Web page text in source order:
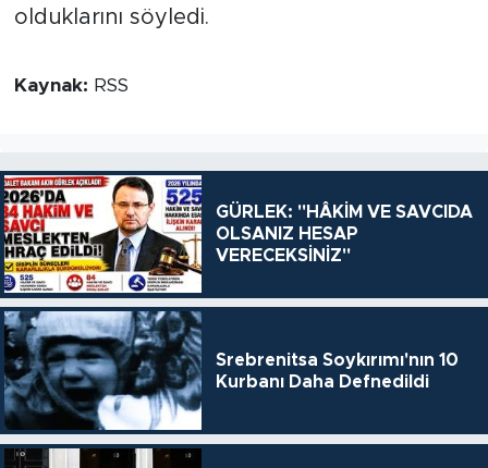
olduklarını söyledi.
Kaynak: RSS
GÜRLEK: "HÂKİM VE SAVCIDA
OLSANIZ HESAP
VERECEKSİNİZ"
Srebrenitsa Soykırımı'nın 10
Kurbanı Daha Defnedildi